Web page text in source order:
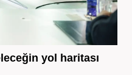
yol haritası